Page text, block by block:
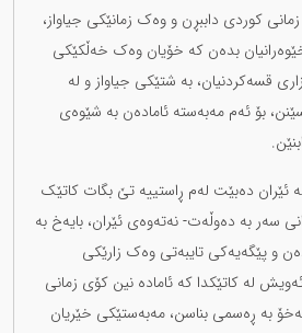
کوردی داببڕن و وەک زمانێکی جیاواز،
بدەن کە خۆیان وەک خەڵکێکی
قسەکردنیان، بە شتێکی جیاواز و لە
بۆ ئەم مەبەستە ئامادەن بە شێوەی
ئێران دەبێت لەم ڕاستییە تێ بگات کاتێک
سەر بە دەوڵەت- نەتەوەی ئێران، بایەخ بە
و پێگەیەکی تایبەتی وەک زارێکی
لە کاتێکدا کە ئامادە نین کۆی زمانی
بە ڕەسمی بناسن، مەبەستێکی خێریان